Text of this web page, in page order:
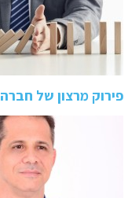
פירוק מרצון של חברה